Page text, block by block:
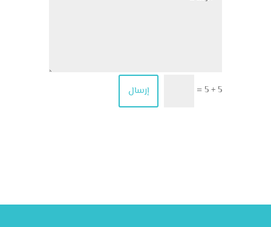
5 + 5
= إرسال